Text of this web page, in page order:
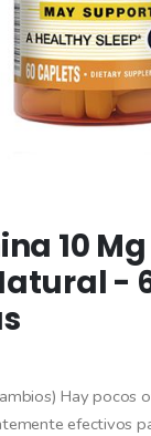
10 Mg
-
Hay pocos
efectivos